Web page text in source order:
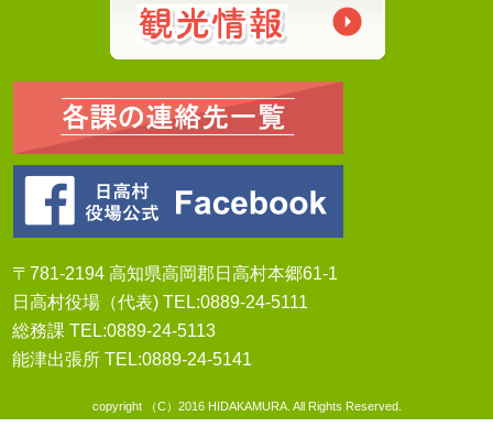
〒781-2194 高知県高岡郡日高村本郷61-1
日高村役場（代表) TEL:0889-24-5111
総務課 TEL:0889-24-5113
能津出張所 TEL:0889-24-5141
copyright （C）2016 HIDAKAMURA. All Rights Reserved.